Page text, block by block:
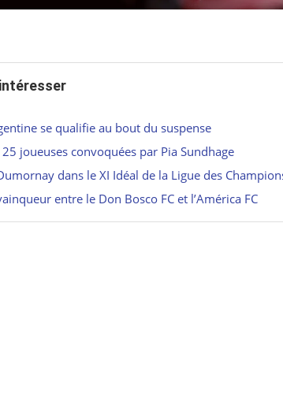
se qualifie au bout du suspense
joueuses convoquées par Pia Sundhage
dans le XI Idéal de la Ligue des
entre le Don Bosco FC et l’América FC